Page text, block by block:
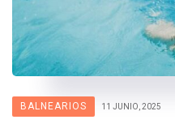
BALNEARIOS 11 JUNIO, 2025